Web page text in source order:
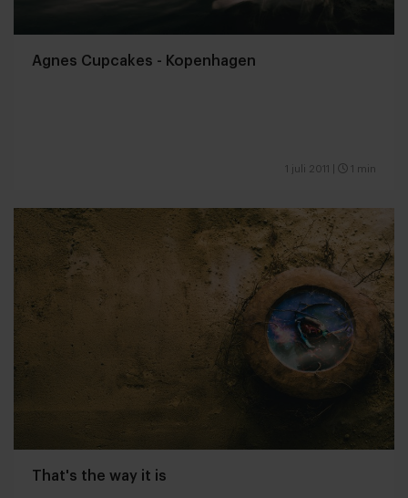
Agnes Cupcakes - Kopenhagen
1 juli 2011 1 min
That's the way it is